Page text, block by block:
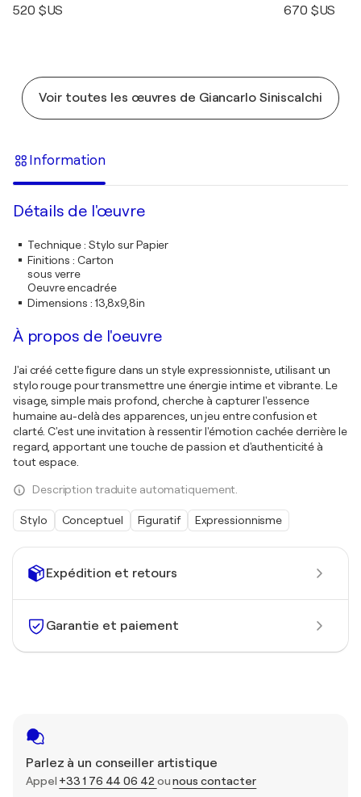
Expédition et retours
Garantie et paiement
Parlez à un conseiller artistique
Appel +33 1 76 44 06 42 ounous contacter
520 $US 670 $US
Voir toutes les œuvres de Giancarlo Siniscalchi
Information
Détails de l'œuvre
Technique: Stylo sur Papier
Finitions : Carton
sous verre
Oeuvre encadrée
Dimensions : 13,8x9,8in
À propos de l'oeuvre
J'ai créé cette figure dans un style expressionniste, utilisant un
stylo rouge pour transmettre une énergie intime et vibrante. Le
visage, simple mais profond, cherche à capturer l'essence
humaine au-delà des apparences, un jeu entre confusion et
clarté. C'est une invitation à ressentir l'émotion cachée derrière le
regard, apportant une touche de passion et d'authenticité à
tout espace.
Description traduite automatiquement.
Stylo Conceptuel Figuratif Expressionnisme